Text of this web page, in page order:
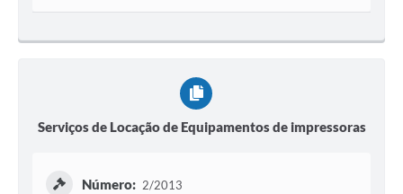
Serviços de Locação de Equipamentos de impressoras
Número: 2/2013